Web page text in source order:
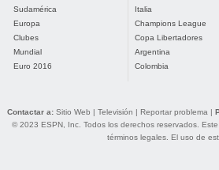
Sudamérica
Europa
Clubes
Mundial
Euro 2016
Italia
Champions League
Copa Libertadores
Argentina
Colombia
Contactar a: Sitio Web | Televisión | Reportar problema |
© 2023 ESPN, Inc. Todos los derechos reservados.
términos legales. El uso de